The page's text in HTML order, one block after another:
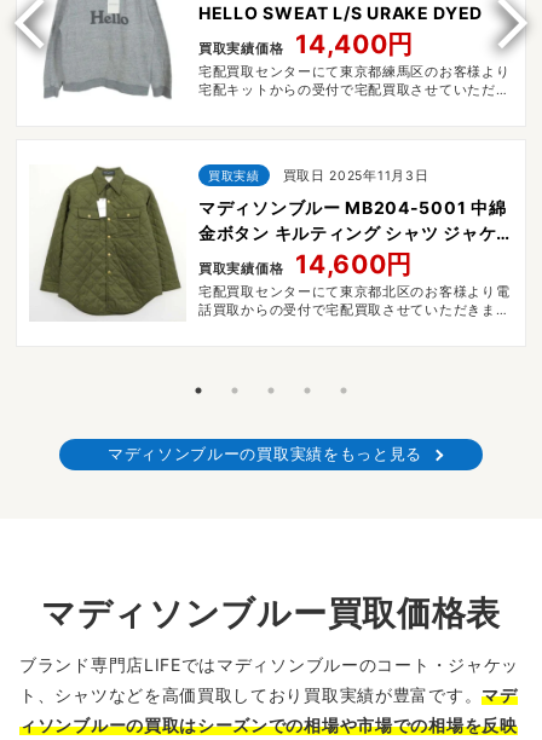
HELLO SWEAT L/S URAKE DYED
買取実績価格 14,400円
宅配買取センターにて東京都練馬区のお客様より
宅配キットからの受付で宅配買取させていただき
買取実績 買取日 2025年11月3日
マディソンブルー MB204-5001 中綿
金ボタン キルティング シャツ ジャケ
ット
買取実績価格 14,600円
宅配買取センターにて東京都北区のお客様より電
話買取からの受付で宅配買取させていただきまし
マディソンブルーの買取実績をもっと見る
マディソンブルー買取価格表
ブランド専門店LIFEではマディソンブルーのコート・ジャケッ
ト、シャツなどを高価買取しており買取実績が豊富です。マデ
ィソンブルーの買取はシーズンでの相場や市場での相場を反映